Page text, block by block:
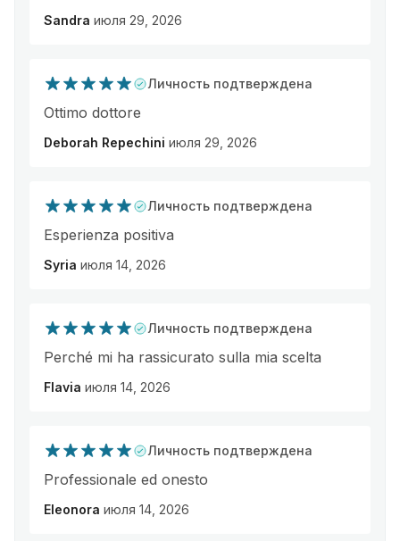
Sandra июля 29, 2026
Личность подтверждена
Ottimo dottore
Deborah Repechini июля 29, 2026
Личность подтверждена
Esperienza positiva
Syria июля 14, 2026
Личность подтверждена
Perché mi ha rassicurato sulla mia scelta
Flavia июля 14, 2026
Личность подтверждена
Professionale ed onesto
Eleonora июля 14, 2026